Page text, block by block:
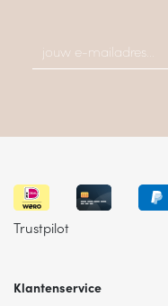
Trustpilot
Klantenservice